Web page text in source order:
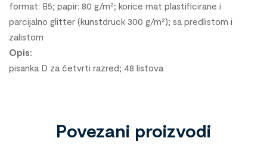
format: B5; papir: 80 g/m²; korice mat plastificirane i
parcijalno glitter (kunstdruck 300 g/m²); sa predlistom i
zalistom
Opis:
pisanka D za četvrti razred; 48 listova
Povezani proizvodi